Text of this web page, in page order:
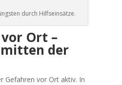
durch Hilfseinsätze.
Ort –
der
Gefahren vor Ort aktiv. In